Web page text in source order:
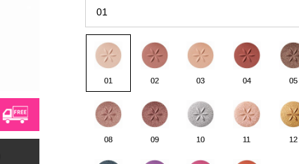
01 02 03 04 05
08 09 10 11 12